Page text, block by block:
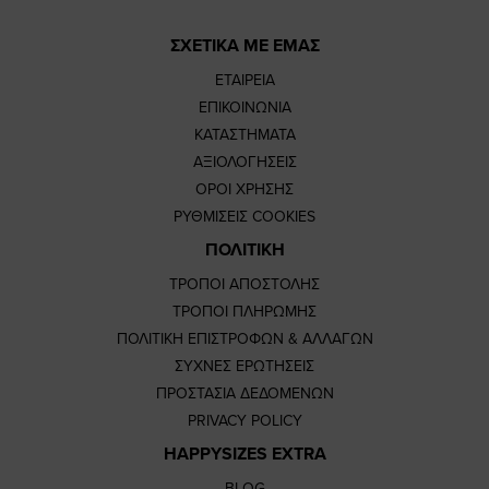
ΣΧΕΤΙΚΑ ΜΕ ΕΜΑΣ
ΕΤΑΙΡΕΙΑ
ΕΠΙΚΟΙΝΩΝΙΑ
ΚΑΤΑΣΤΗΜΑΤΑ
ΑΞΙΟΛΟΓΗΣΕΙΣ
ΟΡΟΙ ΧΡΗΣΗΣ
ΡΥΘΜΙΣΕΙΣ COOKIES
ΠΟΛΙΤΙΚΗ
ΤΡΟΠΟΙ ΑΠΟΣΤΟΛΗΣ
ΤΡΟΠΟΙ ΠΛΗΡΩΜΗΣ
ΠΟΛΙΤΙΚΗ ΕΠΙΣΤΡΟΦΩΝ & ΑΛΛΑΓΩΝ
ΣΥΧΝΕΣ ΕΡΩΤΗΣΕΙΣ
ΠΡΟΣΤΑΣΙΑ ΔΕΔΟΜΕΝΩΝ
PRIVACY POLICY
HAPPYSIZES EXTRA